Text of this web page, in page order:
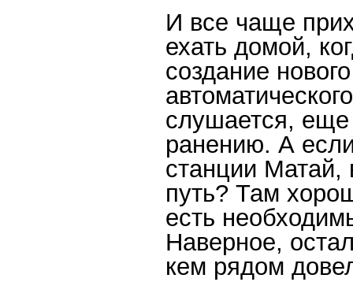
И все чаще
ехать домой,
создание
слушается, еще
ранению. А
станции Матай,
путь? Там
есть
Наверное,
кем рядом